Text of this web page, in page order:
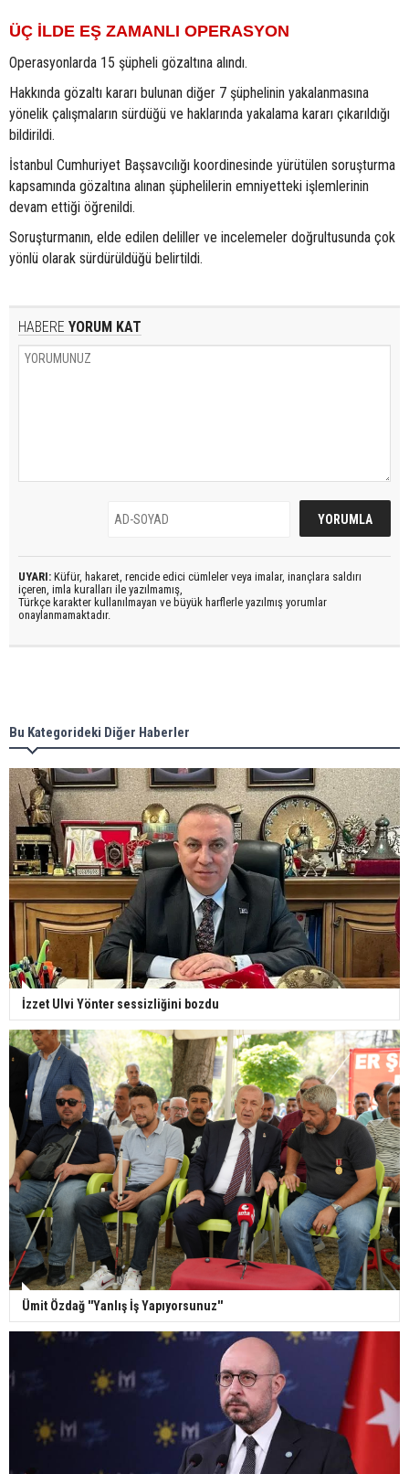
ÜÇ İLDE EŞ ZAMANLI OPERASYON
Operasyonlarda 15 şüpheli gözaltına alındı.
Hakkında gözaltı kararı bulunan diğer 7 şüphelinin yakalanmasına
yönelik çalışmaların sürdüğü ve haklarında yakalama kararı çıkarıldığı
bildirildi.
İstanbul Cumhuriyet Başsavcılığı koordinesinde yürütülen soruşturma
kapsamında gözaltına alınan şüphelilerin emniyetteki işlemlerinin
devam ettiği öğrenildi.
Soruşturmanın, elde edilen deliller ve incelemeler doğrultusunda çok
yönlü olarak sürdürüldüğü belirtildi.
HABERE YORUM KAT
UYARI: Küfür, hakaret, rencide edici cümleler veya imalar, inançlara saldırı
içeren, imla kuralları ile yazılmamış,
Türkçe karakter kullanılmayan ve büyük harflerle yazılmış yorumlar
onaylanmamaktadır.
Bu Kategorideki Diğer Haberler
İzzet Ulvi Yönter sessizliğini bozdu
Ümit Özdağ ''Yanlış İş Yapıyorsunuz''